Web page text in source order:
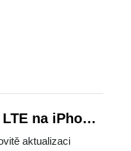
na iPhone
aktualizaci